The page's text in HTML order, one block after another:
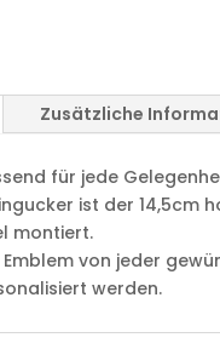
Zusätzliche
für jede
ist der 14,5cm
montiert.
Emblem von jeder
werden.